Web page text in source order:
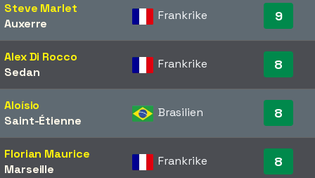
Steve Marlet
Auxerre
Frankrike 9
Alex Di Rocco
Sedan
Frankrike 8
Aloísio
Saint-Étienne
Brasilien 8
Florian Maurice
Marseille
Frankrike 8